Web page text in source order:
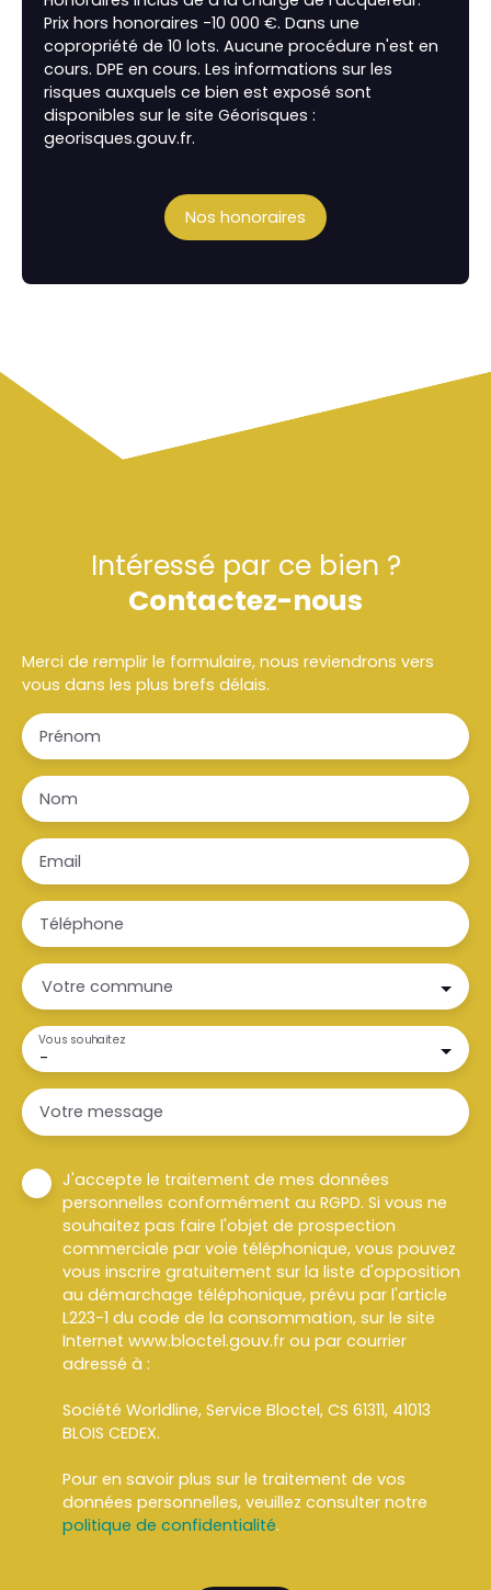
Prix hors honoraires -10 000 €. Dans une
copropriété de 10 lots. Aucune procédure n'est en
cours. DPE en cours. Les informations sur les
risques auxquels ce bien est exposé sont
disponibles sur le site Géorisques :
georisques.gouv.fr.
Nos honoraires
Intéressé par ce bien ?
Contactez-nous
Merci de remplir le formulaire, nous reviendrons vers
vous dans les plus brefs délais.
Prénom
Nom
Email
Téléphone
Votre commune
-
Vous souhaitez
Votre message
J'accepte le traitement de mes données
personnelles conformément au RGPD. Si vous ne
souhaitez pas faire l'objet de prospection
commerciale par voie téléphonique, vous pouvez
vous inscrire gratuitement sur la liste d'opposition
au démarchage téléphonique, prévu par l'article
L223-1 du code de la consommation, sur le site
Internet www.bloctel.gouv.fr ou par courrier
adressé à :
Société Worldline, Service Bloctel, CS 61311, 41013
BLOIS CEDEX.
Pour en savoir plus sur le traitement de vos
données personnelles, veuillez consulter notre
politique de confidentialité.